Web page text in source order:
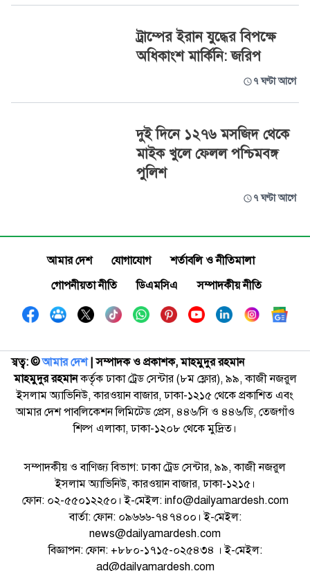
ট্রাম্পের ইরান যুদ্ধের বিপক্ষে
অধিকাংশ মার্কিনি: জরিপ
৭ ঘণ্টা আগে
দুই দিনে ১২৭৬ মসজিদ থেকে
মাইক খুলে ফেলল পশ্চিমবঙ্গ
পুলিশ
৭ ঘণ্টা আগে
আমার দেশ যোগাযোগ
শর্তাবলি ও নীতিমালা
গোপনীয়তা নীতি
ডিএমসিএ সম্পাদকীয় নীতি
স্বত্ব: ©️আমার দেশ| সম্পাদক ও প্রকাশক, মাহমুদুর রহমান
মাহমুদুর রহমানকর্তৃক ঢাকা ট্রেড সেন্টার (৮ম ফ্লোর), ৯৯, কাজী নজরুল
ইসলাম অ্যাভিনিউ, কারওয়ান বাজার, ঢাকা-১২১৫ থেকে প্রকাশিত এবং
আমার দেশ পাবলিকেশন লিমিটেড প্রেস, ৪৪৬/সি ও ৪৪৬/ডি, তেজগাঁও
শিল্প এলাকা, ঢাকা-১২০৮ থেকে মুদ্রিত।
সম্পাদকীয় ও বাণিজ্য বিভাগ: ঢাকা ট্রেড সেন্টার, ৯৯, কাজী নজরুল
ইসলাম অ্যাভিনিউ, কারওয়ান বাজার, ঢাকা-১২১৫।
ফোন: ০২-৫৫০১২২৫০। ই-মেইল: info@dailyamardesh.com
বার্তা: ফোন: ০৯৬৬৬-৭৪৭৪০০। ই-মেইল:
news@dailyamardesh.com
বিজ্ঞাপন: ফোন: +৮৮০-১৭১৫-০২৫৪৩৪ । ই-মেইল:
ad@dailyamardesh.com